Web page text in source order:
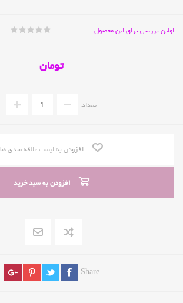
اولین بررسی برای این محصول
تومان
تعداد:
افزودن به لیست علاقه مندی ها
افزودن به سبد خرید
Share